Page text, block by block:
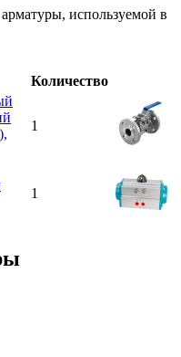
используемой в
Количество
1
1